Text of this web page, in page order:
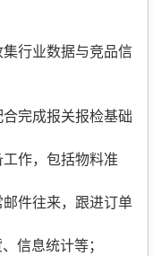
行业数据与竞品信
完成报关报检基础
作，包括物料准
件往来，跟进订单
信息统计等；